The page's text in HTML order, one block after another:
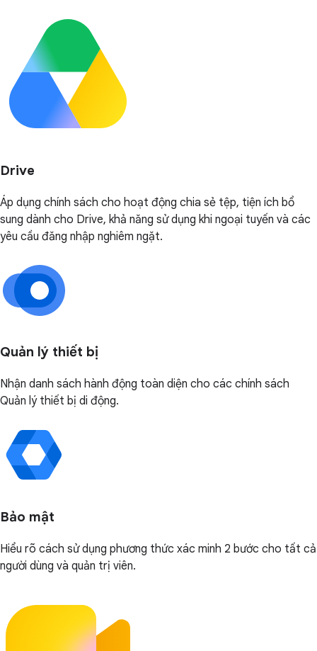
Drive
Áp dụng chính sách cho hoạt động chia sẻ tệp, tiện ích bổ
sung dành cho Drive, khả năng sử dụng khi ngoại tuyến và các
yêu cầu đăng nhập nghiêm ngặt.
Quản lý thiết bị
Nhận danh sách hành động toàn diện cho các chính sách
Quản lý thiết bị di động.
Bảo mật
Hiểu rõ cách sử dụng phương thức xác minh 2 bước cho tất cả
người dùng và quản trị viên.